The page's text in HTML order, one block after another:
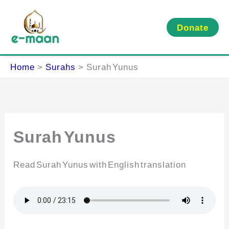
content
Donate
Home Surahs Surah Yunus
Surah Yunus
Read Surah Yunus with English translation